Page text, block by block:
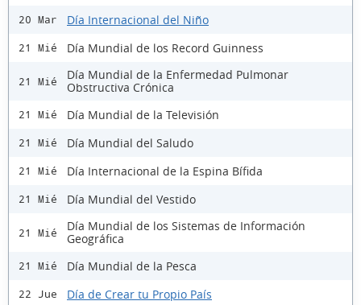
20 Mar Día Internacional del Niño
21 Mié Día Mundial de los Record Guinness
21 Mié
Día Mundial de la Enfermedad Pulmonar
Obstructiva Crónica
21 Mié Día Mundial de la Televisión
21 Mié Día Mundial del Saludo
21 Mié Día Internacional de la Espina Bífida
21 Mié Día Mundial del Vestido
21 Mié
Día Mundial de los Sistemas de Información
Geográfica
21 Mié Día Mundial de la Pesca
22 Jue Día de Crear tu Propio País